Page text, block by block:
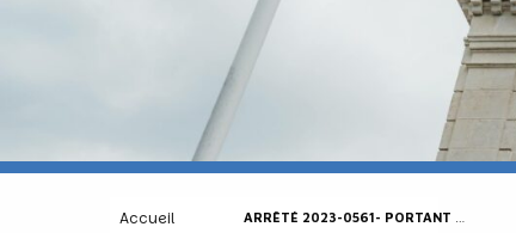
Accueil ARRÊTÉ 2023-0561- PORTANT RÈGLEMENTATION DE LA CIRCULATION ET DU STATIONNEMENT DU 12-10-2023 AU 03-11-2023 – PARKING FACE À LA SALLE DES FÊTES